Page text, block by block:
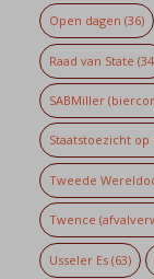
Open dagen (36)
Raad van State
SABMiller
Staatstoezicht op
Tweede
Twence
Usseler Es(63)